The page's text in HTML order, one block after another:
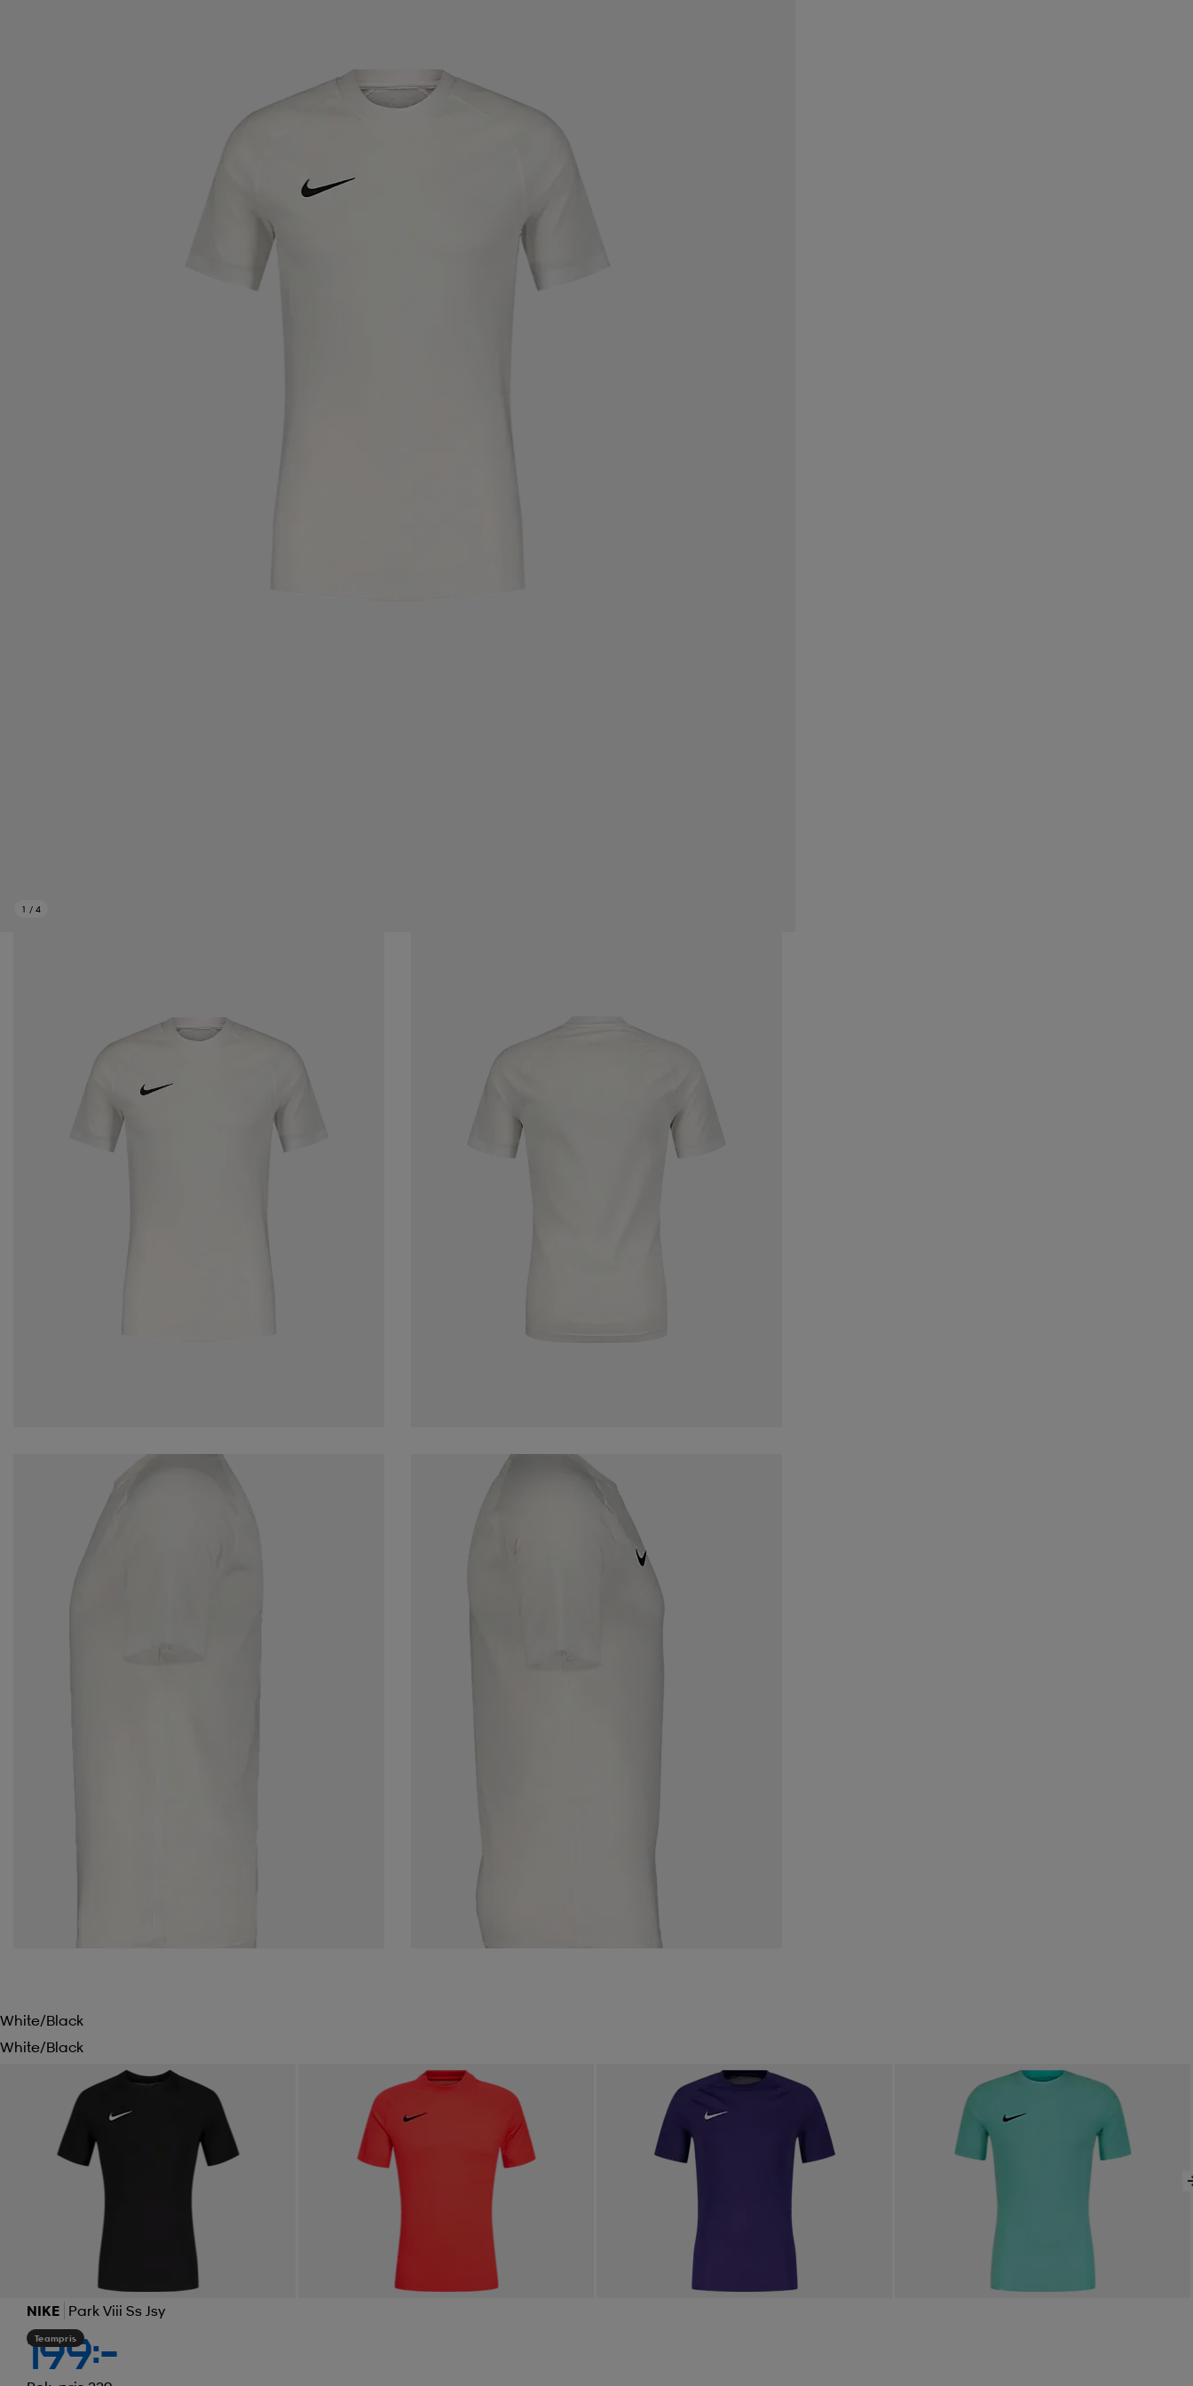
1 / 4
White/black
White/black
NIKE Park Viii Ss Jsy
Teampris
199:-